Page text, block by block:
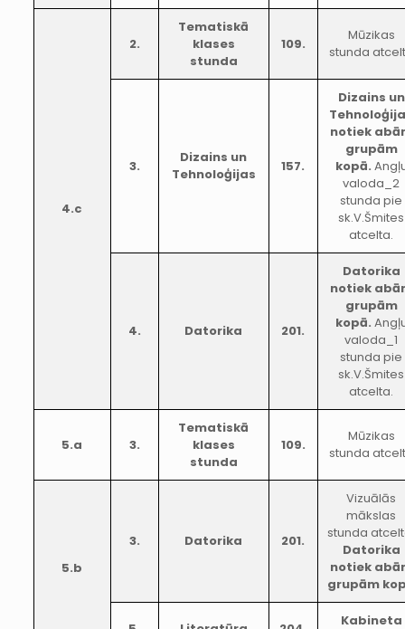
4.c
2.
Tematiskā
klases
stunda
109.
Mūzikas
stunda
3.
Dizains un
Tehnoloģijas
157.
Dizains un
notiek
grupām
kopā.
valoda_2
stunda pie
sk.V.Šmites
atcelta.
4. Datorika 201.
Datorika
notiek
grupām
kopā.
valoda_1
stunda pie
sk.V.Šmites
atcelta.
5.a 3.
Tematiskā
klases
stunda
109.
Mūzikas
stunda
5.b
3. Datorika 201.
Vizuālās
mākslas
stunda
Datorika
notiek
grupām
Kabineta